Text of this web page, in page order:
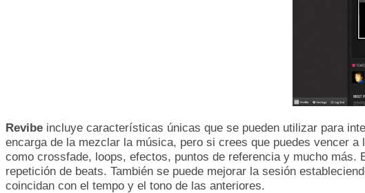
Revibe incluye características únicas que se pueden utilizar para
encarga de la mezclar la música, pero si crees que puedes vencer a
como crossfade, loops, efectos, puntos de referencia y mucho
repetición de beats. También se puede mejorar la sesión
coincidan con el tempo y el tono de las anteriores.